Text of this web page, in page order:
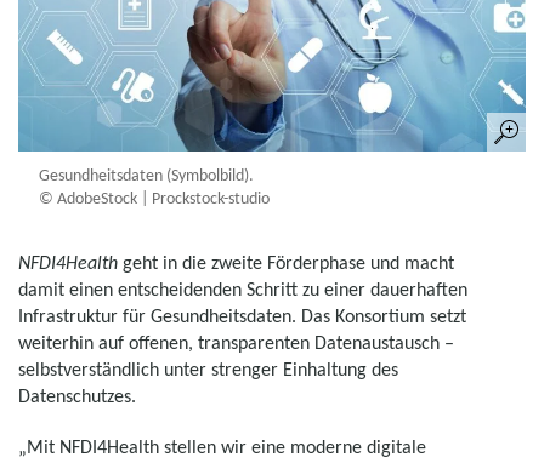
Gesundheitsdaten (Symbolbild).
© AdobeStock | Prockstock-studio
NFDI4Health geht in die zweite Förderphase und macht
damit einen entscheidenden Schritt zu einer dauerhaften
Infrastruktur für Gesundheitsdaten. Das Konsortium setzt
weiterhin auf offenen, transparenten Datenaustausch –
selbstverständlich unter strenger Einhaltung des
Datenschutzes.
„Mit NFDI4Health stellen wir eine moderne digitale